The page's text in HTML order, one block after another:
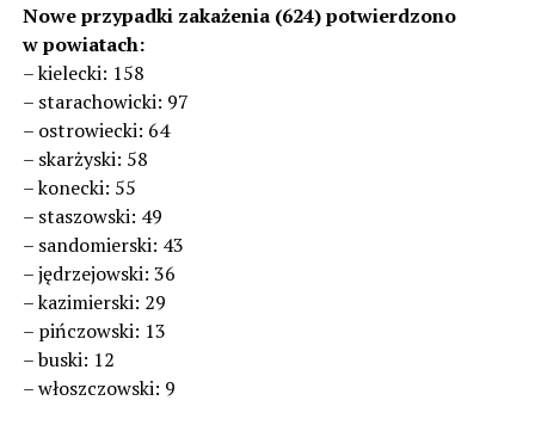
Nowe przypadki zakażenia (624) potwierdzono
w powiatach:
– kielecki: 158
– starachowicki: 97
– ostrowiecki: 64
– skarżyski: 58
– konecki: 55
– staszowski: 49
– sandomierski: 43
– jędrzejowski: 36
– kazimierski: 29
– pińczowski: 13
– buski: 12
– włoszczowski: 9